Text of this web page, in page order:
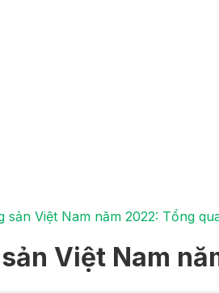
Việt Nam năm 2022: Tổng
Việt Nam